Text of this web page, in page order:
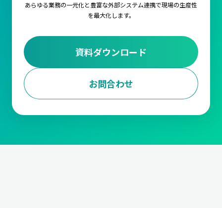
あらゆる業務の一元化と豊富な外部システム連携で現場の生産性
を最大化します。
資料ダウンロード
お問合わせ